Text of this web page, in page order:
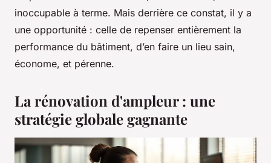
inoccupable à terme. Mais derrière ce constat, il y a
une opportunité : celle de repenser entièrement la
performance du bâtiment, d’en faire un lieu sain,
économe, et pérenne.
La rénovation d'ampleur : une
stratégie globale gagnante